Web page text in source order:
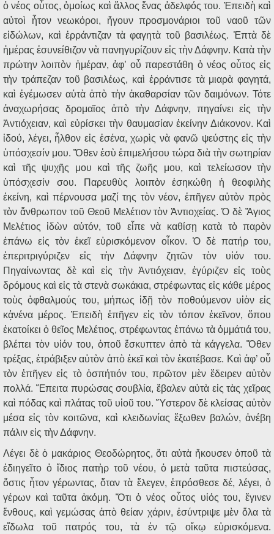
ὁ νέος οὗτος, ὁμοίως καὶ ἄλλος ἕνας ἀδελφός του. Ἐπειδὴ καὶ
αὐτοὶ ἦτον νεωκόροι, ἤγουν προσμονάριοι τοῦ ναοῦ τῶν
εἰδώλων, καὶ ἐρράντιζαν τὰ φαγητὰ τοῦ βασιλέως. Ἑπτὰ δὲ
ἡμέρας ἐσυνείθιζον νὰ πανηγυρίζουν εἰς τὴν Δάφνην. Κατὰ τὴν
πρώτην λοιπὸν ἡμέραν, ἀφ’ οὗ παρεστάθη ὁ νέος οὗτος εἰς
τὴν τράπεζαν τοῦ βασιλέως, καὶ ἐρράντισε τὰ μιαρὰ φαγητά,
καὶ ἐγέμωσεν αὐτὰ ἀπὸ τὴν ἀκαθαρσίαν τῶν δαιμόνων. Τότε
ἀναχωρήσας δρομαῖος ἀπὸ τὴν Δάφνην, πηγαίνει εἰς τὴν
Ἀντιόχειαν, καὶ εὑρίσκει τὴν θαυμασίαν ἐκείνην Διάκονον. Καὶ
ἰδού, λέγει, ἦλθον εἰς ἐσένα, χωρὶς νὰ φανῶ ψεύστης εἰς τὴν
ὑπόσχεσίν μου. Ὅθεν ἐσὺ ἐπιμελήσου τώρα διὰ τὴν σωτηρίαν
καὶ τῆς ψυχῆς μου καὶ τῆς ζωῆς μου, καὶ τελείωσον τὴν
ὑπόσχεσίν σου. Παρευθὺς λοιπὸν ἐσηκώθη ἡ θεοφιλὴς
ἐκείνη, καὶ πέρνουσα μαζί της τὸν νέον, ἐπῆγεν αὐτὸν πρὸς
τὸν ἄνθρωπον τοῦ Θεοῦ Μελέτιον τὸν Ἀντιοχείας. Ὁ δὲ Ἅγιος
Μελέτιος ἰδὼν αὐτόν, τοῦ εἶπε νὰ καθίσῃ κατὰ τὸ παρὸν
ἐπάνω εἰς τὸν ἐκεῖ εὑρισκόμενον οἶκον. Ὁ δὲ πατήρ του,
ἐπεριτριγύριζεν εἰς τὴν Δάφνην ζητῶν τὸν υἱόν του.
Πηγαίνωντας δὲ καὶ εἰς τὴν Ἀντιόχειαν, ἐγύριζεν εἰς τοὺς
δρόμους καὶ εἰς τὰ στενὰ σωκάκια, στρέφωντας εἰς κάθε μέρος
τοὺς ὀφθαλμούς του, μήπως ἰδῇ τὸν ποθούμενον υἱὸν εἰς
κᾀνένα μέρος. Ἐπειδὴ ἐπῆγεν εἰς τὸν τόπον ἐκεῖνον, ὅπου
ἐκατοίκει ὁ θεῖος Μελέτιος, στρέφωντας ἐπάνω τὰ ὀμμάτιά του,
βλέπει τὸν υἱόν του, ὁποῦ ἔσκυπτεν ἀπὸ τὰ κάγγελα. Ὅθεν
τρέξας, ἐτράβιξεν αὐτὸν ἀπὸ ἐκεῖ καὶ τὸν ἐκατέβασε. Καὶ ἀφ’ οὗ
τὸν ἐπῆγεν εἰς τὸ ὁσπήτιόν του, πρῶτον μὲν ἔδειρεν αὐτὸν
πολλά. Ἔπειτα πυρώσας σουβλία, ἔβαλεν αὐτὰ εἰς τὰς χεῖρας
καὶ πόδας καὶ πλάτας τοῦ υἱοῦ του. Ὕστερον δὲ κλείσας αὐτὸν
μέσα εἰς τὸν κοιτῶνα, καὶ κλειδωνίας ἔξωθεν βαλών, ἀνέβη
πάλιν εἰς τὴν Δάφνην.
Λέγει δὲ ὁ μακάριος Θεοδώρητος, ὅτι αὐτὰ ἤκουσεν ὁποῦ τὰ
ἐδιηγεῖτο ὁ ἴδιος πατὴρ τοῦ νέου, ὁ μετὰ ταῦτα πιστεύσας,
ὅστις ἦτον γέρωντας, ὅταν τὰ ἔλεγεν, ἐπρόσθεσε δέ, λέγει, ὁ
γέρων καὶ ταῦτα ἀκόμη. Ὅτι ὁ νέος οὗτος υἱός του, ἔγινεν
ἔνθους, καὶ γεμώσας ἀπὸ θείαν χάριν, ἐσύντριψε μὲν ὅλα τὰ
εἴδωλα τοῦ πατρός του, τὰ ἐν τῷ οἴκῳ εὑρισκόμενα.